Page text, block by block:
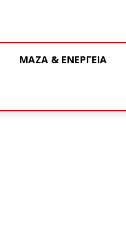
ΜΑΖΑ & ΕΝΕΡΓΕΙΑ